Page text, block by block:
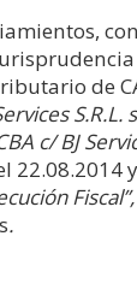
de
S.R.L.
c/ BJ
22.08.2014 y
.